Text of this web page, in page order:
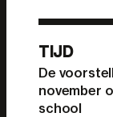
TIJD
De
november
school